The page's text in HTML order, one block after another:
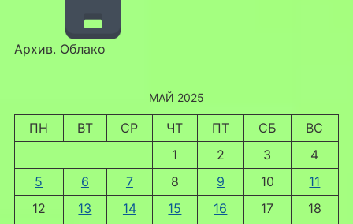
Архив. Облако
МАЙ 2025
ПН ВТ СР ЧТ ПТ СБ
ВС
1
2 3
4
5
6 7 8 9 10
11
12
13 14 15 16 17
18